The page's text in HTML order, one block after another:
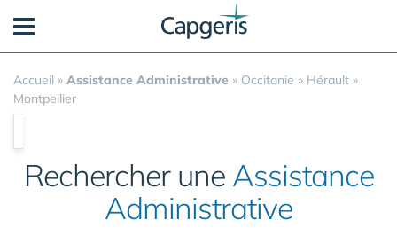
Accueil » Assistance Administrative » Occitanie » Hérault »
Montpellier
Rechercher une Assistance
Administrative